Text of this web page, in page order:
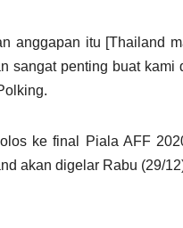
anggapan itu [Thailand
sangat penting buat
ke final Piala AFF
akan digelar Rabu (29/